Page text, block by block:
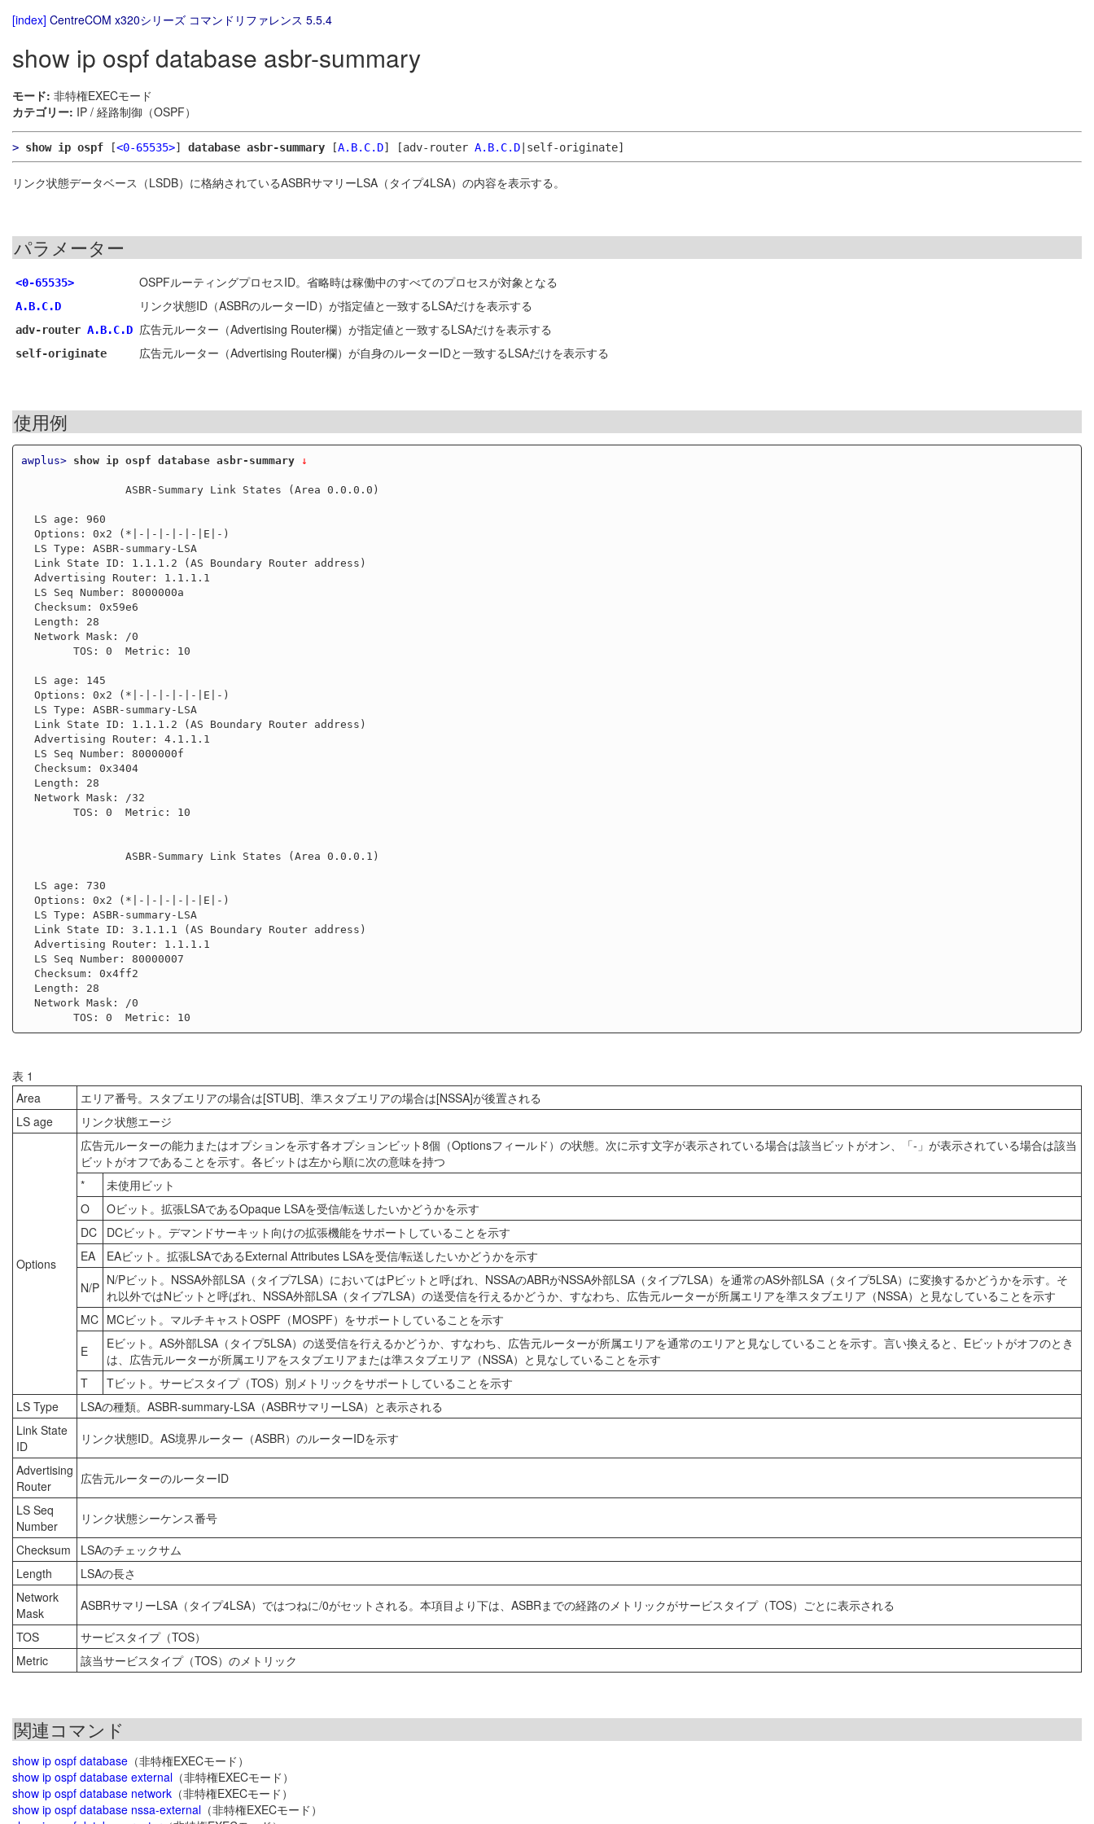
[index] CentreCOM x320シリーズ コマンドリファレンス 5.5.4
show ip ospf database asbr-summary
モード: 非特権EXECモード
カテゴリー: IP / 経路制御（OSPF）
> show ip ospf [<0-65535>] database asbr-summary [A.B.C.D] [adv-router A.B.C.D |self-originate]
リンク状態データベース（LSDB）に格納されているASBRサマリーLSA（タイプ4LSA）の内容を表示する。
パラメーター
<0-65535> OSPFルーティングプロセスID。省略時は稼働中のすべてのプロセスが対象となる
A.B.C.D リンク状態ID（ASBRのルーターID）が指定値と一致するLSAだけを表示する
adv-router A.B.C.D 広告元ルーター（Advertising Router欄）が指定値と一致するLSAだけを表示する
self-originate 広告元ルーター（Advertising Router欄）が自身のルーターIDと一致するLSAだけを表示する
使用例
awplus> show ip ospf database asbr-summary ↓
表 1
Area
エリア番号。スタブエリアの場合は[STUB]、準スタブエリアの場合は[NSSA]が後置される
LS age
リンク状態エージ
Options
広告元ルーターの能力またはオプションを示す各オプションビット8個（Optionsフィールド）の状態。次に示す文字が表示されている場合は該当ビットがオン、「-」が表示されている場合は該当
ビットがオフであることを示す。各ビットは左から順に次の意味を持つ
*
未使用ビット
O
Oビット。拡張LSAであるOpaque LSAを受信/転送したいかどうかを示す
DC
DCビット。デマンドサーキット向けの拡張機能をサポートしていることを示す
EA
EAビット。拡張LSAであるExternal Attributes LSAを受信/転送したいかどうかを示す
N/P N/Pビット。NSSA外部LSA（タイプ7LSA）においてはPビットと呼ばれ、NSSAのABRがNSSA外部LSA（タイプ7LSA）を通常のAS外部LSA（タイプ5LSA）に変換するかどうかを示す。そ
れ以外ではNビットと呼ばれ、NSSA外部LSA（タイプ7LSA）の送受信を行えるかどうか、すなわち、広告元ルーターが所属エリアを準スタブエリア（NSSA）と見なしていることを示す
MC MCビット。マルチキャストOSPF（MOSPF）をサポートしていることを示す
E
Eビット。AS外部LSA（タイプ5LSA）の送受信を行えるかどうか、すなわち、広告元ルーターが所属エリアを通常のエリアと見なしていることを示す。言い換えると、Eビットがオフのとき
は、広告元ルーターが所属エリアをスタブエリアまたは準スタブエリア（NSSA）と見なしていることを示す
T
Tビット。サービスタイプ（TOS）別メトリックをサポートしていることを示す
LS Type
LSAの種類。ASBR-summary-LSA（ASBRサマリーLSA）と表示される
Link State
ID
リンク状態ID。AS境界ルーター（ASBR）のルーターIDを示す
Advertising
Router
広告元ルーターのルーターID
LS Seq
Number
リンク状態シーケンス番号
Checksum
LSAのチェックサム
Length
LSAの長さ
Network
Mask
ASBRサマリーLSA（タイプ4LSA）ではつねに/0がセットされる。本項目より下は、ASBRまでの経路のメトリックがサービスタイプ（TOS）ごとに表示される
TOS
サービスタイプ（TOS）
Metric
該当サービスタイプ（TOS）のメトリック
関連コマンド
show ip ospf database （非特権EXECモード）
show ip ospf database external （非特権EXECモード）
show ip ospf database network （非特権EXECモード）
show ip ospf database nssa-external （非特権EXECモード）